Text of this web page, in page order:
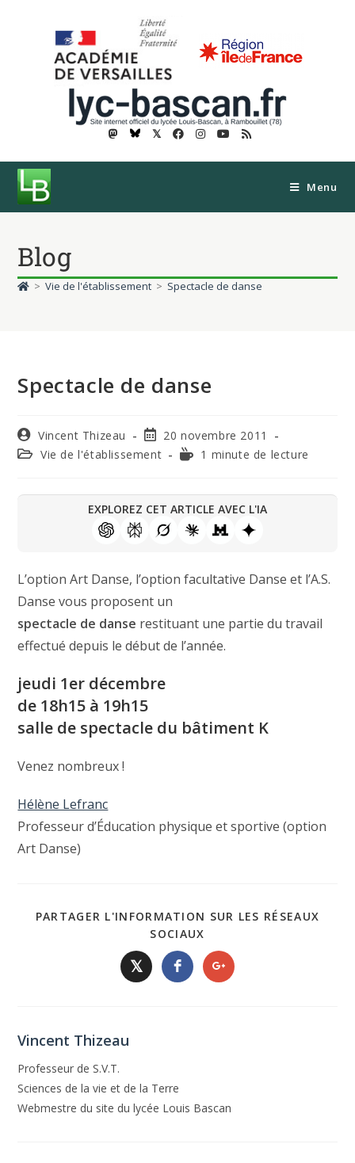
𝕏
Menu
Blog
> Vie de l'établissement > Spectacle de danse
Spectacle de danse
Vincent Thizeau
20 novembre 2011
Vie de l'établissement
1 minute de lecture
EXPLOREZ CET ARTICLE AVEC L'IA
L’option Art Danse, l’option facultative Danse et l’A.S.
Danse vous proposent un
spectacle de danse restituant une partie du travail
effectué depuis le début de l’année.
jeudi 1er décembre
de 18h15 à 19h15
salle de spectacle du bâtiment K
Venez nombreux !
Hélène Lefranc
Professeur d’Éducation physique et sportive (option
Art Danse)
PARTAGER L'INFORMATION SUR LES RÉSEAUX
SOCIAUX
𝕏
Vincent Thizeau
Professeur de S.V.T.
Sciences de la vie et de la Terre
Webmestre du site du lycée Louis Bascan